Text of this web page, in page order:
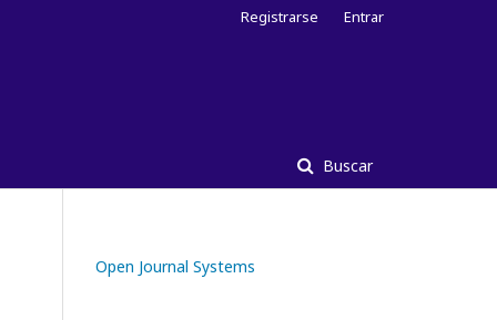
Buscar
Registrarse Entrar
Open Journal Systems